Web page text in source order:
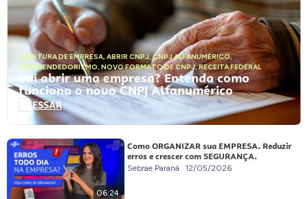
ABERTURA DE EMPRESA, ABRIR CNPJ,CNPJ ALFANUMÉRICO,
EMPREENDEDORISMO, NOVO FORMATO DE CNPJ,RECEITA FEDERAL
Vai abrir uma empresa? Entenda como
funciona o novo CNPJ Alfanumérico
ACESSAR
06:24
Como ORGANIZAR sua EMPRESA. Reduzir
erros e crescer com SEGURANÇA.
Sebrae Paraná 12/05/2026